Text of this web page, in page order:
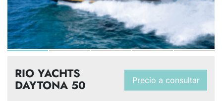
Precio a consultar
RIO YACHTS
DAYTONA 50